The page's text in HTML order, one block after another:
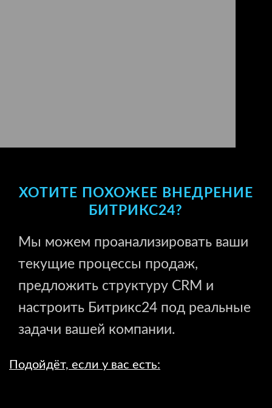
ХОТИТЕ ПОХОЖЕЕ ВНЕДРЕНИЕ
БИТРИКС24?
Мы можем проанализировать ваши
текущие процессы продаж,
предложить структуру CRM и
настроить Битрикс24 под реальные
задачи вашей компании.
Подойдёт, если у вас есть: